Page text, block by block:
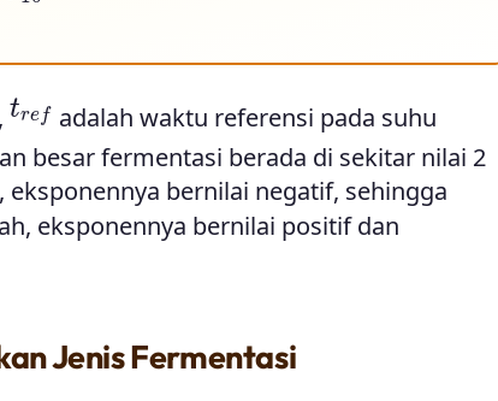
t ef adalah waktu referensi pada suhu
besar fermentasi berada di sekitar nilai 2
bernilai negatif, sehingga
eksponennya bernilai positif dan
Jenis Fermentasi